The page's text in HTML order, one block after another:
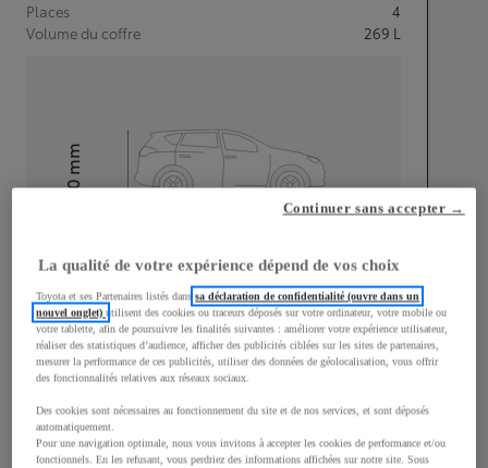
Places
4
Volume du coffre
269 L
3 700 mm
Hauteur
1 510
mm
Largeur
1 740 mm
La qualité de votre expérience dépend de vos choix
Toyota et ses Partenaires listés danssa déclaration de confidentialité (ouvre dans un
nouvel onglet)utilisent des cookies ou traceurs déposés sur votre ordinateur, votre mobile ou
votre tablette, afin de poursuivre les finalités suivantes : améliorer votre expérience utilisateur,
réaliser des statistiques d’audience, afficher des publicités ciblées sur les sites de partenaires,
mesurer la performance de ces publicités, utiliser des données de géolocalisation, vous offrir
des fonctionnalités relatives aux réseaux sociaux.
Des cookies sont nécessaires au fonctionnement du site et de nos services, et sont déposés
automatiquement.
Pour une navigation optimale, nous vous invitons à accepter les cookies de performance et/ou
fonctionnels. En les refusant, vous perdriez des informations affichées sur notre site. Sous
Continuer sans accepter →